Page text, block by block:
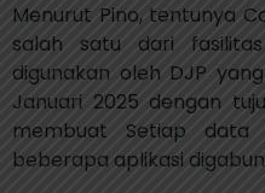
Menurut Pino, tentunya
salah satu dari
digunakan oleh DJP
Januari 2025 dengan
membuat Setiap
beberapa aplikasi